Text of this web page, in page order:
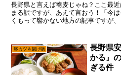
長野県と言えば蕎麦じゃね？ここ最
まる訳ですが、あえて言おう！「今
くもって響かない地方の記事ですが
豚カツ＆揚げ物
長野県
かる』
ぎる件